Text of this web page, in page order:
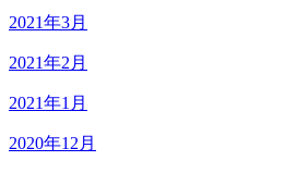
2021年3月
2021年2月
2021年1月
2020年12月